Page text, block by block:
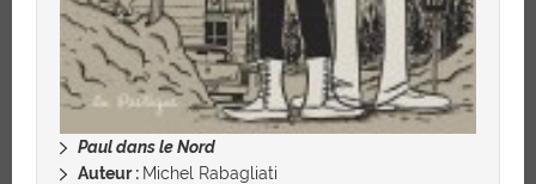
Paul dans le Nord
Auteur : Michel Rabagliati